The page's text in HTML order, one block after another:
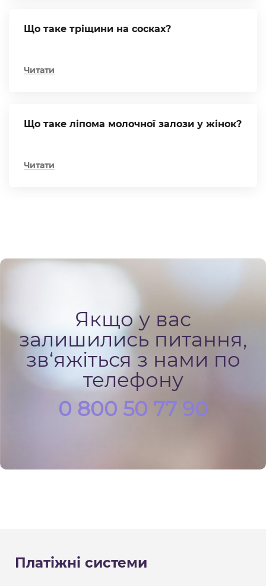
Що таке тріщини на сосках?
Читати
Що таке ліпома молочної залози у жінок?
Читати
Якщо у вас
залишились питання,
зв‘яжіться з нами по
телефону
0 800 50 77 90
Платіжні системи